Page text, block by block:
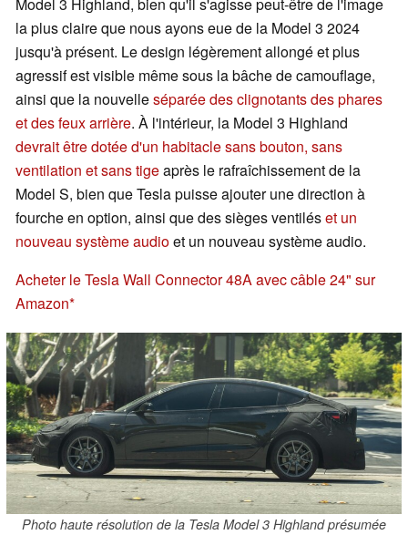
la plus claire que nous ayons eue de la Model 3 2024
jusqu'à présent. Le design légèrement allongé et plus
agressif est visible même sous la bâche de camouflage,
ainsi que la nouvelleséparée des clignotants des phares
et des feux arrière. À l'intérieur, la Model 3 Highland
devrait être dotée d'un habitacle sans bouton, sans
ventilation et sans tigeaprès le rafraîchissement de la
Model S, bien que Tesla puisse ajouter une direction à
fourche en option, ainsi que des sièges ventiléset un
nouveau système audioet un nouveau système audio.
Acheter le Tesla Wall Connector 48A avec câble 24" sur
Amazon
Photo haute résolution de la Tesla Model 3 Highland présumée